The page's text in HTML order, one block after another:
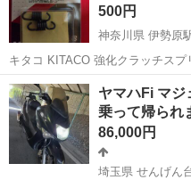
500円
神奈川県 伊勢原
キタコ KITACO 強化クラッチスプ
JOGレッツⅡ等 適合につきまして
断をお願いいた
神奈川 伊勢原市
ヤマハFi マジ
乗って帰られ
86,000円
埼玉県 せんげん